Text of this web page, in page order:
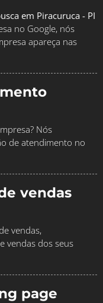
em Piracuruca - PI
no Google, nós
apareça nas
Nós
de atendimento no
vendas
vendas,
vendas dos seus
page